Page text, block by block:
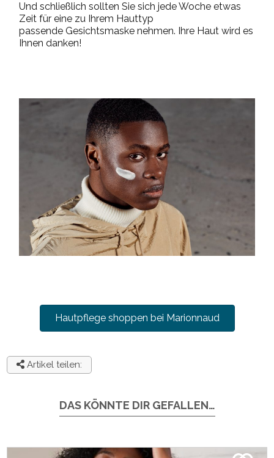
Und schließlich sollten Sie sich jede Woche etwas
Zeit für eine zu Ihrem Hauttyp
passende Gesichtsmaske nehmen. Ihre Haut wird es
Ihnen danken!
Hautpflege shoppen bei Marionnaud
Artikel teilen:
DAS KÖNNTE DIR GEFALLEN…